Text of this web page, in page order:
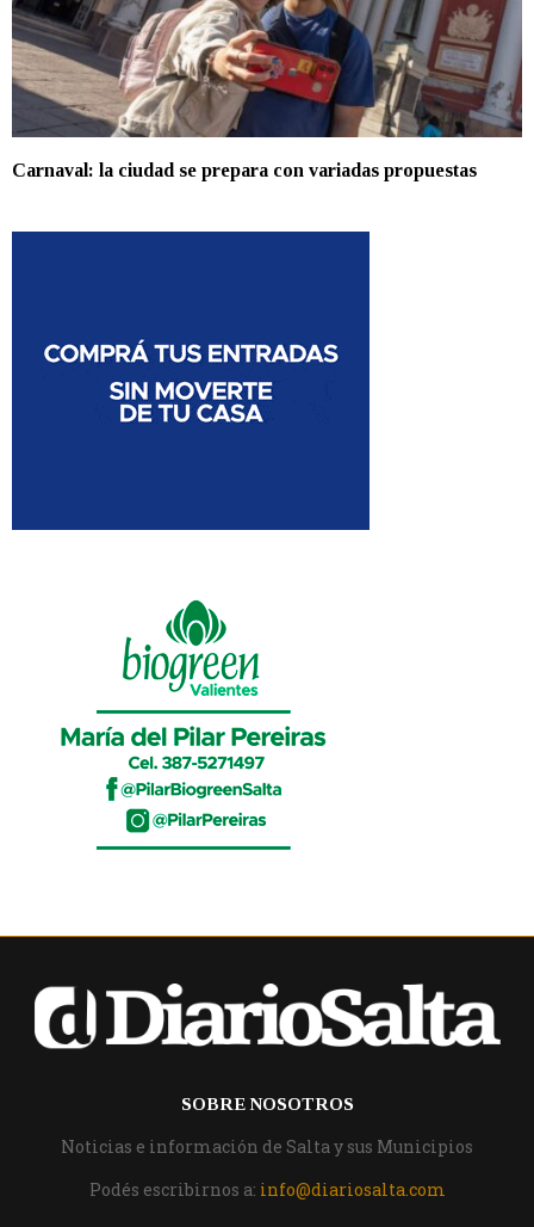
Carnaval: la ciudad se prepara con variadas propuestas
SOBRE NOSOTROS
Noticias e información de Salta y sus Municipios
Podés escribirnos a: info@diariosalta.com